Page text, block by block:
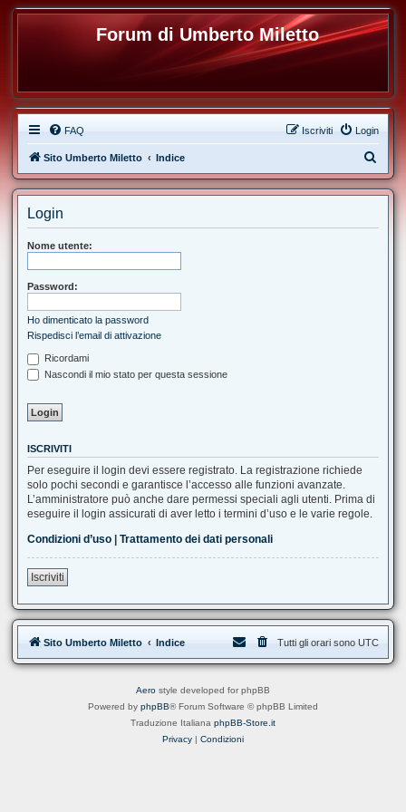
Forum di Umberto Miletto
FAQ Login
Iscriviti
Sito Umberto Miletto Indice
e
Login
Nome utente:
Password:
Ho dimenticato la password
Rispedisci l’email di attivazione
Ricordami
Nascondi il mio stato per questa sessione
ISCRIVITI
Per eseguire il login devi essere registrato. La registrazione richiede
solo pochi secondi e garantisce l’accesso alle funzioni avanzate.
L’amministratore può anche dare permessi speciali agli utenti. Prima di
eseguire il login assicurati di aver letto i termini d’uso e le varie regole.
Condizioni d’uso | Trattamento dei dati personali
Iscriviti
Sito Umberto Miletto Indice Tutti gli orari sono UTC
Aero style developed for phpBB
Powered by phpBB® Forum Software © phpBB Limited
Traduzione Italiana phpBB-Store.it
Privacy | Condizioni